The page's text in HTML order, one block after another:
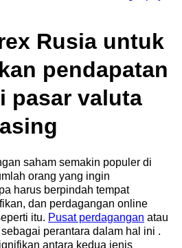
Rusia untuk
pendapatan
pasar valuta
asing
saham semakin populer di
orang yang ingin
harus berpindah tempat
dan perdagangan online
itu. Pusat perdagangan atau
perantara dalam hal ini .
antara kedua jenis